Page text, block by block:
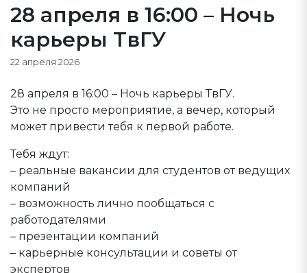
28 апреля в 16:00 – Ночь
карьеры ТвГУ
22 апреля 2026
28 апреля в 16:00 – Ночь карьеры ТвГУ.
Это не просто мероприятие, а вечер, который
может привести тебя к первой работе.
Тебя ждут:
– реальные вакансии для студентов от ведущих
компаний
– возможность лично пообщаться с
работодателями
– презентации компаний
– карьерные консультации и советы от
экспертов